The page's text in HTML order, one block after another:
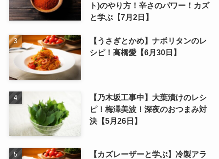
ト)のやり方！辛さのパワー！カズ
と学ぶ【7月2日】
【うさぎとかめ】ナポリタンのレ
シピ！高橋愛【6月30日】
【乃木坂工事中】大葉漬けのレシ
ピ！梅澤美波！深夜のおつまみ対
決【5月26日】
【カズレーザーと学ぶ】冷製アラ